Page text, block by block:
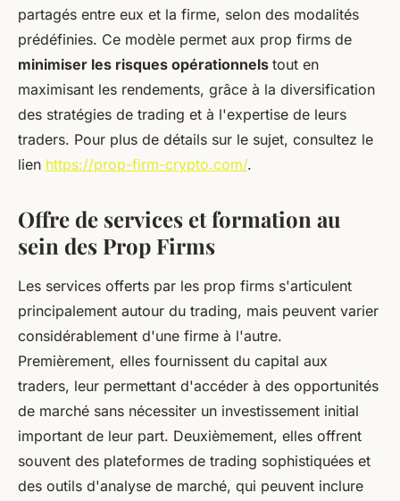
partagés entre eux et la firme, selon des modalités
prédéfinies. Ce modèle permet aux prop firms de
minimiser les risques opérationnels tout en
maximisant les rendements, grâce à la diversification
des stratégies de trading et à l'expertise de leurs
traders. Pour plus de détails sur le sujet, consultez le
lien https://prop-firm-crypto.com/.
Offre de services et formation au
sein des Prop Firms
Les services offerts par les prop firms s'articulent
principalement autour du trading, mais peuvent varier
considérablement d'une firme à l'autre.
Premièrement, elles fournissent du capital aux
traders, leur permettant d'accéder à des opportunités
de marché sans nécessiter un investissement initial
important de leur part. Deuxièmement, elles offrent
souvent des plateformes de trading sophistiquées et
des outils d'analyse de marché, qui peuvent inclure